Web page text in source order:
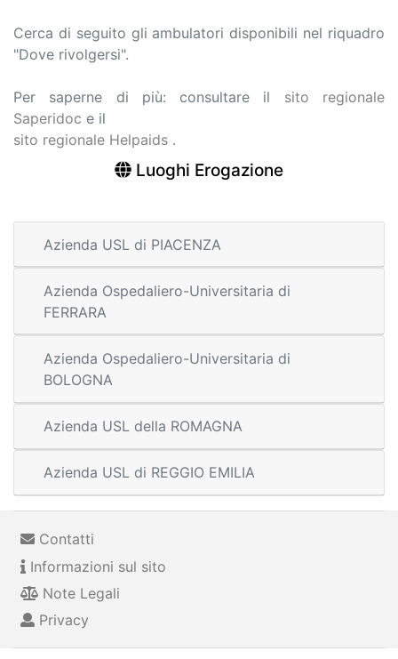
Cerca di seguito gli ambulatori disponibili nel riquadro
"Dove rivolgersi".
Per saperne di più: consultare il sito regionale
Saperidoc e il
sito regionale Helpaids .
Luoghi Erogazione
Azienda USL di PIACENZA
Azienda Ospedaliero-Universitaria di
FERRARA
Azienda Ospedaliero-Universitaria di
BOLOGNA
Azienda USL della ROMAGNA
Azienda USL di REGGIO EMILIA
Contatti
Informazioni sul sito
Note Legali
Privacy